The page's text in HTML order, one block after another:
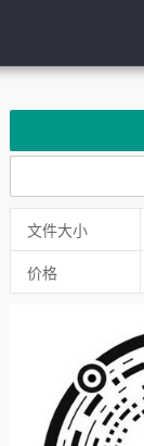
文件大小
价格